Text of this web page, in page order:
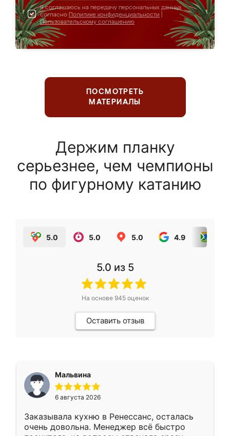
Я соглашаюсь на передачу персональных данных
согласно Политике конфиденциальности
Пользовательскому соглашению
ПОСМОТРЕТЬ
МАТЕРИАЛЫ
Держим планку
серьезнее, чем чемпионы
по фигурному катанию
5.0 5.0 5.0 4.9
5.0 из 5
На основе 945оценок
Оставить отзыв
Мальвина
6 августа 2026
Заказывала кухню в Ренессанс, осталась
очень довольна. Менеджер всё быстро